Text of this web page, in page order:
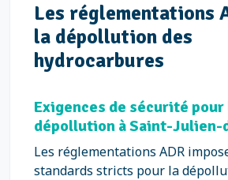
Les réglementations
la dépollution des
hydrocarbures
Exigences de sécurité pour
dépollution à Saint-Julien-
Les réglementations ADR
standards stricts pour la